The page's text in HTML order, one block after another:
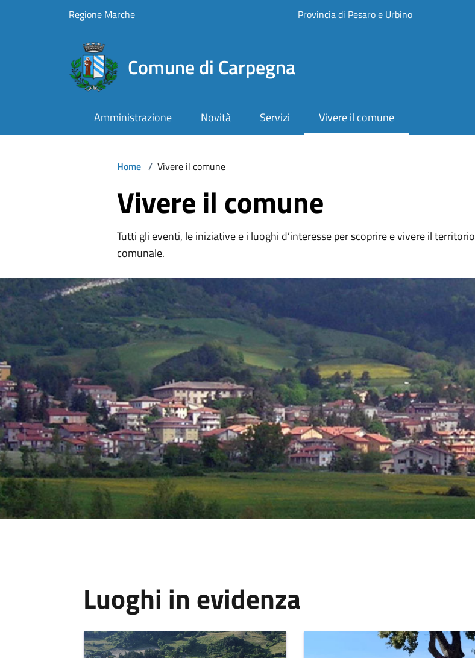
Vai ai contenutiRegione Marche Provincia di Pesaro e Urbino
Comune di Carpegna
Amministrazione Novità Servizi Vivere il comune
Home / Vivere il comune
Vivere il comune
Tutti gli eventi, le iniziative e i luoghi d’interesse per scoprire e vivere il territorio
comunale.
Luoghi in evidenza